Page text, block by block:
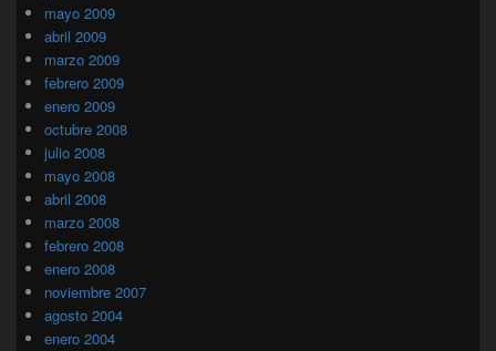
mayo 2009
abril 2009
marzo 2009
febrero 2009
enero 2009
octubre 2008
julio 2008
mayo 2008
abril 2008
marzo 2008
febrero 2008
enero 2008
noviembre 2007
agosto 2004
enero 2004